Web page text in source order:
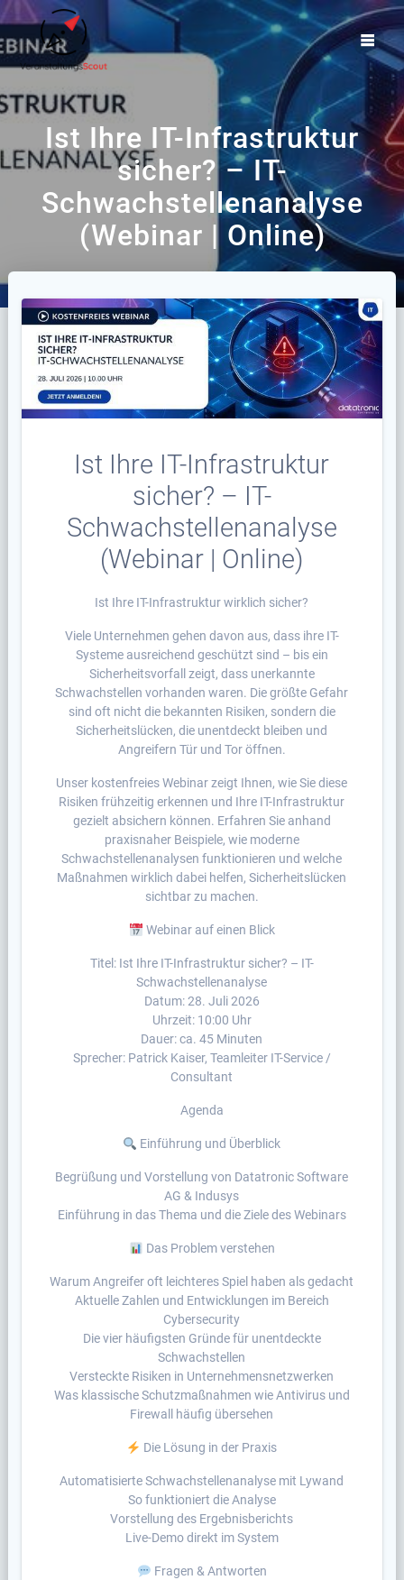
Zum
springen
Ist Ihre IT-Infrastruktur
sicher? – IT-
Schwachstellenanalyse
(Webinar | Online)
Ist Ihre IT-Infrastruktur
sicher? – IT-
Schwachstellenanalyse
(Webinar | Online)
Ist Ihre IT-Infrastruktur wirklich sicher?
Viele Unternehmen gehen davon aus, dass ihre IT-
Systeme ausreichend geschützt sind – bis ein
Sicherheitsvorfall zeigt, dass unerkannte
Schwachstellen vorhanden waren. Die größte Gefahr
sind oft nicht die bekannten Risiken, sondern die
Sicherheitslücken, die unentdeckt bleiben und
Angreifern Tür und Tor öffnen.
Unser kostenfreies Webinar zeigt Ihnen, wie Sie diese
Risiken frühzeitig erkennen und Ihre IT-Infrastruktur
gezielt absichern können. Erfahren Sie anhand
praxisnaher Beispiele, wie moderne
Schwachstellenanalysen funktionieren und welche
Maßnahmen wirklich dabei helfen, Sicherheitslücken
sichtbar zu machen.
Webinar auf einen Blick
Titel: Ist Ihre IT-Infrastruktur sicher? – IT-
Schwachstellenanalyse
Datum: 28. Juli 2026
Uhrzeit: 10:00 Uhr
Dauer: ca. 45 Minuten
Sprecher: Patrick Kaiser, Teamleiter IT-Service /
Consultant
Agenda
Einführung und Überblick
Begrüßung und Vorstellung von Datatronic Software
AG & Indusys
Einführung in das Thema und die Ziele des Webinars
Das Problem verstehen
Warum Angreifer oft leichteres Spiel haben als gedacht
Aktuelle Zahlen und Entwicklungen im Bereich
Cybersecurity
Die vier häufigsten Gründe für unentdeckte
Schwachstellen
Versteckte Risiken in Unternehmensnetzwerken
Was klassische Schutzmaßnahmen wie Antivirus und
Firewall häufig übersehen
Die Lösung in der Praxis
Automatisierte Schwachstellenanalyse mit Lywand
So funktioniert die Analyse
Vorstellung des Ergebnisberichts
Live-Demo direkt im System
Fragen & Antworten